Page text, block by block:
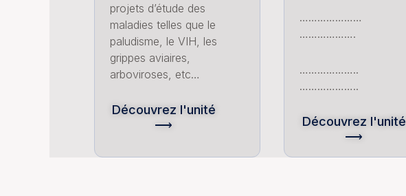
projets d’étude des
maladies telles que le
paludisme, le VIH, les
grippes aviaires,
arboviroses, etc…
Découvrez l'unité
⟶
…………………
……………….
………………..
………………..
Découvrez l'unité
⟶